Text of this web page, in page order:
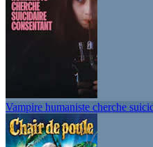
Vampire humaniste cherche